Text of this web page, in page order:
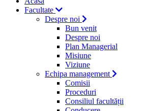
Facultate
Despre noi
Bun venit
Despre noi
Plan Managerial
Misiune
Viziune
Echipa management
Comisii
Proceduri
Consiliul facultății